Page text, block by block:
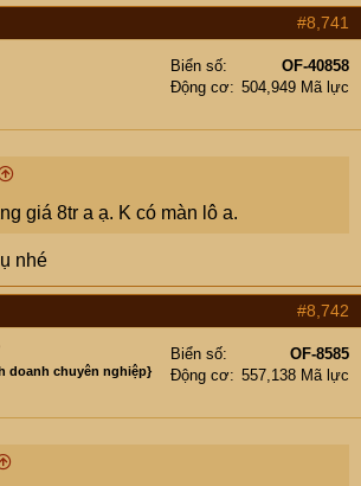
#8,741
Biển số
OF-40858
Động cơ
504,949 Mã lực
giá 8tr a ạ. K có màn lô a.
nhé
#8,742
doanh chuyên nghiệp}
Biển số
OF-8585
Động cơ
557,138 Mã lực